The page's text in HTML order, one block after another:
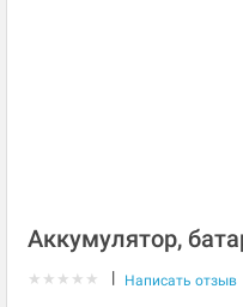
Аккумулятор,
★ ★ ★ ★ ★ | Написать отзыв